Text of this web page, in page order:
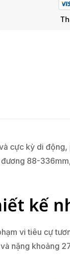
cực kỳ di
88-
kế
vi tiêu cự
nặng khoảng